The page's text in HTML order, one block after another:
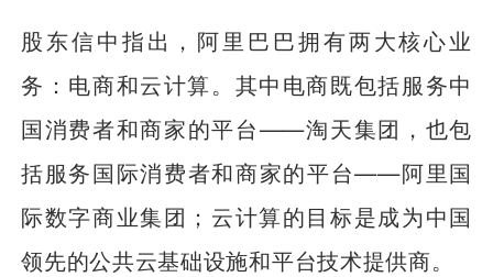
股东信中指出，阿里巴巴拥有两大核心业
务：电商和云计算。其中电商既包括服务中
国消费者和商家的平台——淘天集团，也包
括服务国际消费者和商家的平台——阿里国
际数字商业集团；云计算的目标是成为中国
领先的公共云基础设施和平台技术提供商。